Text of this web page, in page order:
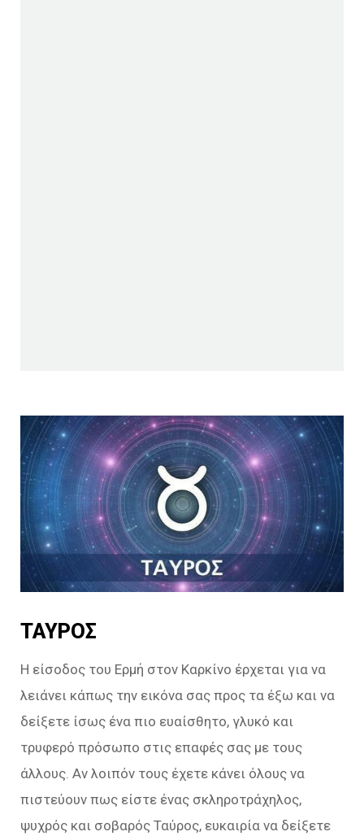
ΤΑΥΡΟΣ
Η είσοδος του Ερμή στον Καρκίνο έρχεται για να
λειάνει κάπως την εικόνα σας προς τα έξω και να
δείξετε ίσως ένα πιο ευαίσθητο, γλυκό και
τρυφερό πρόσωπο στις επαφές σας με τους
άλλους. Αν λοιπόν τους έχετε κάνει όλους να
πιστεύουν πως είστε ένας σκληροτράχηλος,
ψυχρός και σοβαρός Ταύρος, ευκαιρία να δείξετε